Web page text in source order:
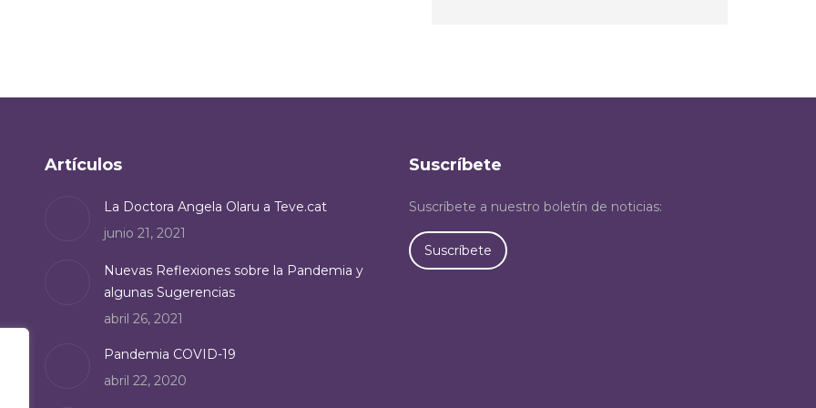
Artículos
La Doctora Angela Olaru a Teve.cat
junio 21, 2021
Nuevas Reflexiones sobre la Pandemia y
algunas Sugerencias
abril 26, 2021
Pandemia COVID-19
abril 22, 2020
Suscríbete
Suscríbete a nuestro boletín de noticias:
Suscríbete